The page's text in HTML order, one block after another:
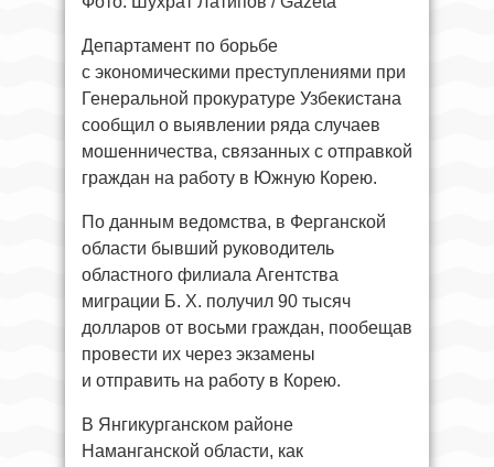
Департамент по борьбе
с экономическими преступлениями при
Генеральной прокуратуре Узбекистана
сообщил о выявлении ряда случаев
мошенничества, связанных с отправкой
граждан на работу в Южную Корею.
По данным ведомства, в Ферганской
области бывший руководитель
областного филиала Агентства
миграции Б. Х. получил 90 тысяч
долларов от восьми граждан, пообещав
провести их через экзамены
и отправить на работу в Корею.
В Янгикурганском районе
Наманганской области, как